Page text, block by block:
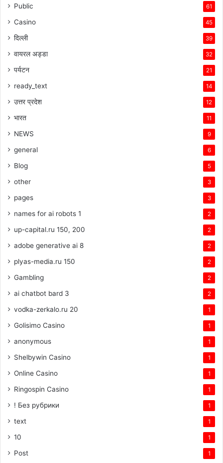
Public 61
Casino 45
दिल्ली 39
वायरल अड्डा 32
पर्यटन 21
ready_text 14
उत्तर प्रदेश 12
भारत 11
NEWS 9
general 6
Blog 5
other 3
pages 3
names for ai robots 1 2
up-capital.ru 150, 200 2
adobe generative ai 8 2
plyas-media.ru 150 2
Gambling 2
ai chatbot bard 3 2
vodka-zerkalo.ru 20 1
Golisimo Casino 1
anonymous 1
Shelbywin Casino 1
Online Casino 1
Ringospin Casino 1
! Без рубрики 1
text 1
10 1
Post 1